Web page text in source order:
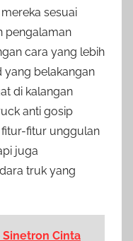
sesuai
pengalaman
cara yang lebih
yang belakangan
di kalangan
anti gosip
fitur-fitur unggulan
juga
truk yang
Cinta